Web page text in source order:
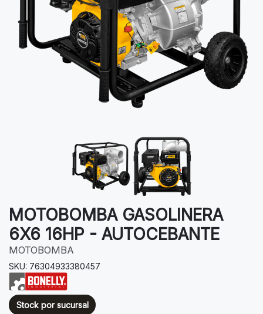
MOTOBOMBA GASOLINERA
6X6 16HP - AUTOCEBANTE
MOTOBOMBA
SKU: 76304933380457
Stock por sucursal